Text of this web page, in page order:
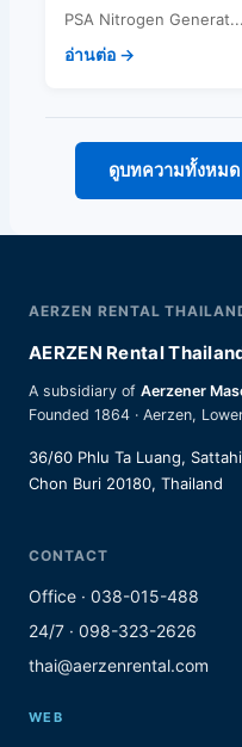
PSA Nitrogen Generat...
อ่านต่อ →
ดูบทความทั้งหมด
AERZEN RENTAL
AERZEN Rental
A subsidiary of Aerzener
Founded 1864 · Aerzen,
36/60 Phlu Ta Luang,
Chon Buri 20180, Thailand
CONTACT
Office · 038-015-488
24/7 · 098-323-2626
thai@aerzenrental.com
WEB